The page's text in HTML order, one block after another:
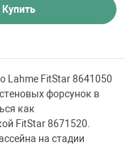
Lahme FitStar 8641050
форсунок в
как
FitStar 8671520.
на стадии
Купить